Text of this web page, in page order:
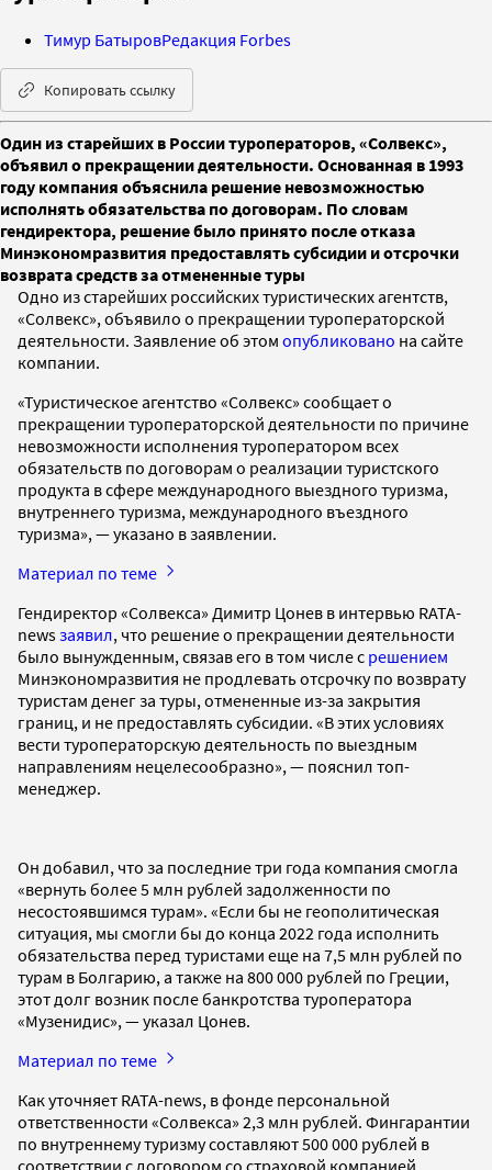
Тимур БатыровРедакция Forbes
Копировать ссылку
Один из старейших в России туроператоров, «Солвекс»,
объявил о прекращении деятельности. Основанная в 1993
году компания объяснила решение невозможностью
исполнять обязательства по договорам. По словам
гендиректора, решение было принято после отказа
Минэкономразвития предоставлять субсидии и отсрочки
возврата средств за отмененные туры
Одно из старейших российских туристических агентств,
«Солвекс», объявило о прекращении туроператорской
деятельности. Заявление об этом опубликовано на сайте
компании.
«Туристическое агентство «Солвекс» сообщает о
прекращении туроператорской деятельности по причине
невозможности исполнения туроператором всех
обязательств по договорам о реализации туристского
продукта в сфере международного выездного туризма,
внутреннего туризма, международного въездного
туризма», — указано в заявлении.
Материал по теме
Гендиректор «Солвекса» Димитр Цонев в интервью RATA-
newsзаявил, что решение о прекращении деятельности
было вынужденным, связав его в том числе с решением
Минэкономразвития не продлевать отсрочку по возврату
туристам денег за туры, отмененные из-за закрытия
границ, и не предоставлять субсидии. «В этих условиях
вести туроператорскую деятельность по выездным
направлениям нецелесообразно», — пояснил топ-
менеджер.
Он добавил, что за последние три года компания смогла
«вернуть более 5 млн рублей задолженности по
несостоявшимся турам». «Если бы не геополитическая
ситуация, мы смогли бы до конца 2022 года исполнить
обязательства перед туристами еще на 7,5 млн рублей по
турам в Болгарию, а также на 800 000 рублей по Греции,
этот долг возник после банкротства туроператора
«Музенидис», — указал Цонев.
Материал по теме
Как уточняет RATA-news, в фонде персональной
ответственности «Солвекса» 2,3 млн рублей. Фингарантии
по внутреннему туризму составляют 500 000 рублей в
соответствии с договором со страховой компанией